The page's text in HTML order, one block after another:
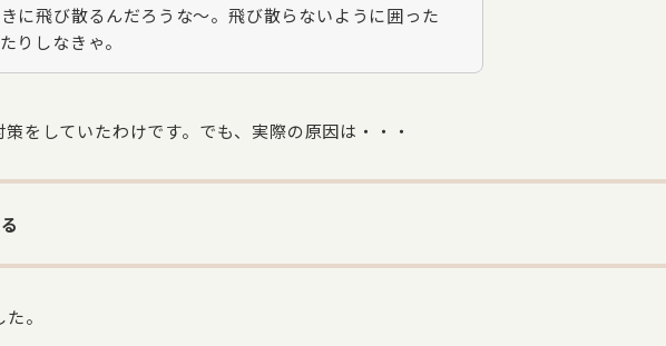
に飛び散るんだろうな〜。飛び散らないように囲った
りしなきゃ。
をしていたわけです。でも、実際の原因は・・・
。